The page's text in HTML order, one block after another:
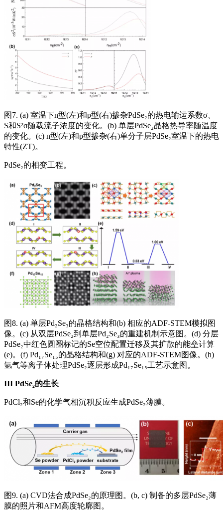
图7. (a) 室温下n型(左)和p型(右)掺杂PdSe₂的热电输运系数σ、
S和S²σ随载流子浓度的变化。(b) 单层PdSe₂晶格热导率随温度
的变化。(c) n型(左)和p型掺杂(右)单分子层PdSe₂室温下的热电
特性(ZT)。
PdSe₂的相变工程。
图8. (a) 单层Pd₂Se₃的晶格结构和(b) 相应的ADF-STEM模拟图
像。(c) 从双层PdSe₂到单层Pd₂Se₃的重建机制示意图。(d) 分层
PdSe₂中红色圆圈标记的Se空位配置迁移及其扩散的能垒计算
(e)。(f) Pd₁₇Se₁₅的晶格结构和(g) 对应的ADF-STEM图像。(h)
氩气等离子体处理PdSe₂逐层形成Pd₁₇Se₁₅工艺示意图。
III PdSe₂的生长
PdCl₂和Se的化学气相沉积反应生成PdSe₂薄膜。
图9. (a) CVD法合成PdSe₂的原理图。(b, c) 制备的多层PdSe₂薄
膜的照片和AFM高度轮廓图。